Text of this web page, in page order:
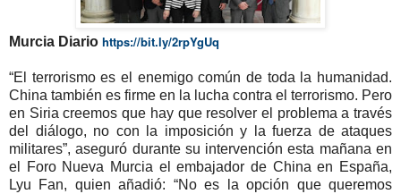
Murcia Diario https://bit.ly/2rpYgUq
“El terrorismo es el enemigo común de toda la humanidad.
China también es firme en la lucha contra el terrorismo. Pero
en Siria creemos que hay que resolver el problema a través
del diálogo, no con la imposición y la fuerza de ataques
militares”, aseguró durante su intervención esta mañana en
el Foro Nueva Murcia el embajador de China en España,
Lyu Fan, quien añadió: “No es la opción que queremos